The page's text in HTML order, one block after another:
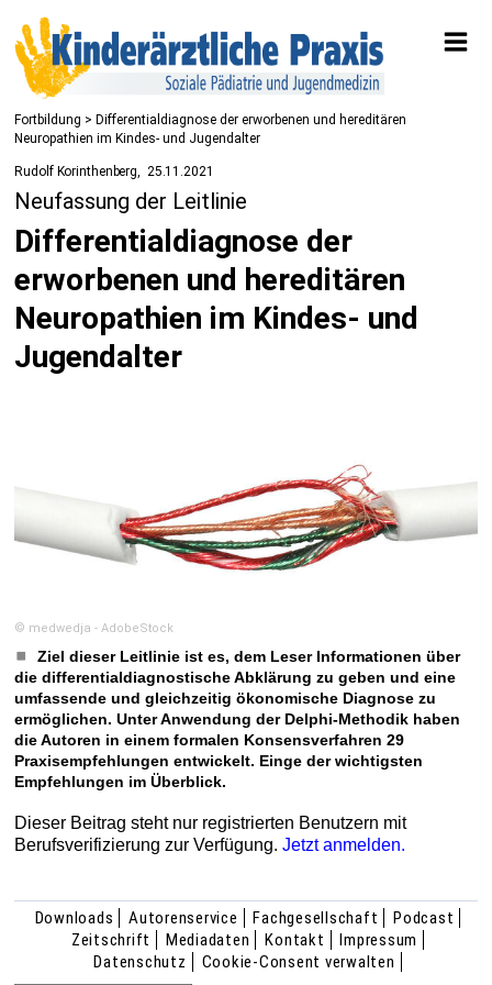
Fortbildung > Differentialdiagnose der erworbenen und hereditären
Neuropathien im Kindes- und Jugendalter
Rudolf Korinthenberg 25.11.2021
Neufassung der Leitlinie
Differentialdiagnose der
erworbenen und hereditären
Neuropathien im Kindes- und
Jugendalter
© medwedja - AdobeStock
Ziel dieser Leitlinie ist es, dem Leser Informationen über
die differentialdiagnostische Abklärung zu geben und eine
umfassende und gleichzeitig ökonomische Diagnose zu
ermöglichen. Unter Anwendung der Delphi-Methodik haben
die Autoren in einem formalen Konsensverfahren 29
Praxisempfehlungen entwickelt. Einge der wichtigsten
Empfehlungen im Überblick.
Dieser Beitrag steht nur registrierten Benutzern mit
Berufsverifizierung zur Verfügung.Jetzt anmelden.
Downloads Autorenservice Fachgesellschaft
Podcast
Zeitschrift
Mediadaten Kontakt
Impressum
Datenschutz
Cookie-Consent verwalten